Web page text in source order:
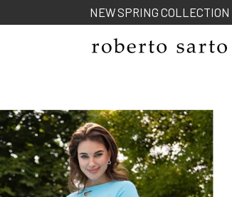
NEW SPRING COLLECTION